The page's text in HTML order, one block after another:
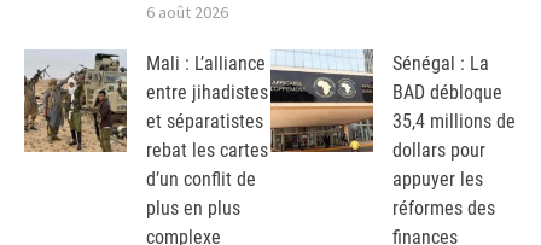
6 août 2026
Mali : L’alliance
entre jihadistes
et séparatistes
rebat les cartes
d’un conflit de
plus en plus
complexe
Sénégal : La
BAD débloque
35,4 millions de
dollars pour
appuyer les
réformes des
finances